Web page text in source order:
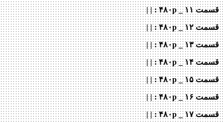
قسمت ۱۱ _ ۴۸۰p : | |
قسمت ۱۲ _ ۴۸۰p : | |
قسمت ۱۳ _ ۴۸۰p : | |
قسمت ۱۴ _ ۴۸۰p : | |
قسمت ۱۵ _ ۴۸۰p : | |
قسمت ۱۶ _ ۴۸۰p : | |
قسمت ۱۷ _ ۴۸۰p : | |